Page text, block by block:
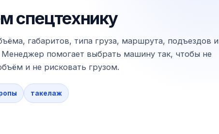
спецтехнику
габаритов, типа груза, маршрута, подъездов и
Менеджер помогает выбрать машину так, чтобы не
и не рисковать грузом.
такелаж